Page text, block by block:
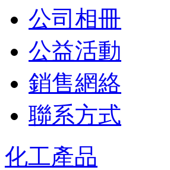
公司相冊
公益活動
銷售網絡
聯系方式
化工產品